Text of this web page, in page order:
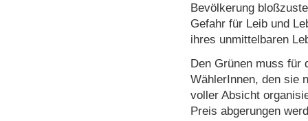
Bevölkerung
Gefahr für Leib und
ihres unmittelbaren
Den Grünen muss für
WählerInnen, den sie
voller Absicht
Preis abgerungen